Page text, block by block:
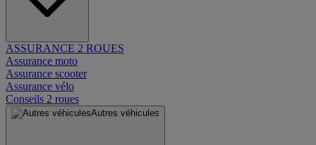
ASSURANCE 2 ROUES
Assurance moto
Assurance scooter
Assurance vélo
Conseils 2 roues
Autres véhicules